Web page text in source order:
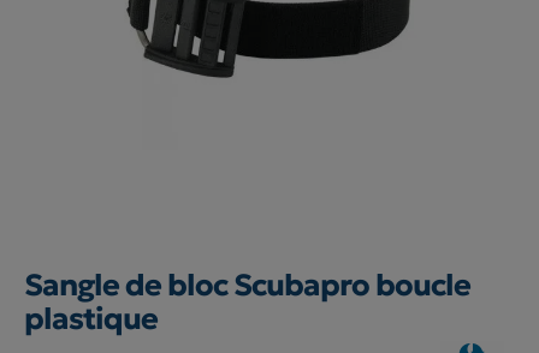
Sangle de bloc Scubapro boucle
plastique